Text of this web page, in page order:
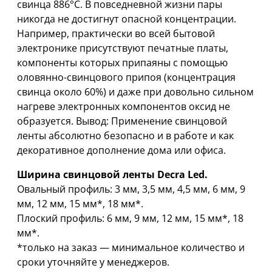
свинца 886°С. В повседневной жизни пары
никогда не достигнут опасной концентрации.
Например, практически во всей бытовой
электронике присутствуют печатные платы,
компоненты которых припаяны с помощью
оловянно-свинцового припоя (концентрация
свинца около 60%) и даже при довольно сильном
нагреве электронных компонентов оксид не
образуется. Вывод: Применение свинцовой
ленты абсолютно безопасно и в работе и как
декоративное дополнение дома или офиса.
Ширина свинцовой ленты Decra Led.
Овальный профиль: 3 мм, 3,5 мм, 4,5 мм, 6 мм, 9
мм, 12 мм, 15 мм*, 18 мм*.
Плоский профиль: 6 мм, 9 мм, 12 мм, 15 мм*, 18
мм*.
*только на заказ — минимальное количество и
сроки уточняйте у менеджеров.